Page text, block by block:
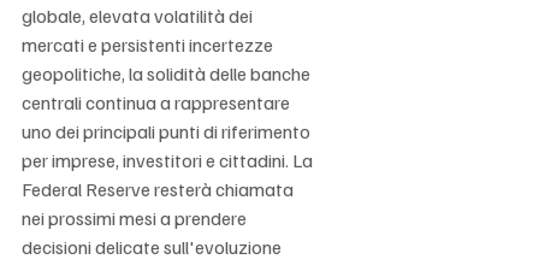
globale, elevata volatilità dei
mercati e persistenti incertezze
geopolitiche, la solidità delle banche
centrali continua a rappresentare
uno dei principali punti di riferimento
per imprese, investitori e cittadini. La
Federal Reserve resterà chiamata
nei prossimi mesi a prendere
decisioni delicate sull'evoluzione